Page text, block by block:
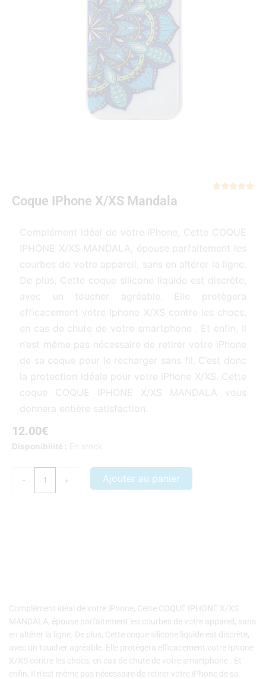

Coque IPhone X/XS Mandala
Complément idéal de votre iPhone, Cette COQUE
IPHONE X/XS MANDALA, épouse parfaitement les
courbes de votre appareil, sans en altérer la ligne.
De plus, Cette coque silicone liquide est discrète,
avec un toucher agréable. Elle protègera
efficacement votre Iphone X/XS contre les chocs,
en cas de chute de votre smartphone . Et enfin, Il
n’est même pas nécessaire de retirer votre iPhone
de sa coque pour le recharger sans fil. C’est donc
la protection idéale pour votre iPhone X/XS. Cette
coque COQUE IPHONE X/XS MANDALA vous
donnera entière satisfaction.
12.00€
Disponibilité : En stock
-
quantité
+ Ajouter au panier
Complément idéal de votre iPhone, Cette COQUE IPHONE X/XS
MANDALA, épouse parfaitement les courbes de votre appareil, sans
en altérer la ligne. De plus, Cette coque silicone liquide est discrète,
avec un toucher agréable. Elle protègera efficacement votre Iphone
X/XS contre les chocs, en cas de chute de votre smartphone . Et
enfin, Il n’est même pas nécessaire de retirer votre iPhone de sa